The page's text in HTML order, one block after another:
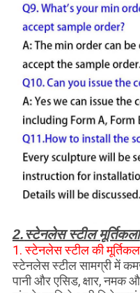
2.स्टेनलेस स्टील मूर्तिकला
1. स्टेनलेस स्टील की
स्टेनलेस स्टील सामग्री में
पानी और एसिड, क्षार, नमक